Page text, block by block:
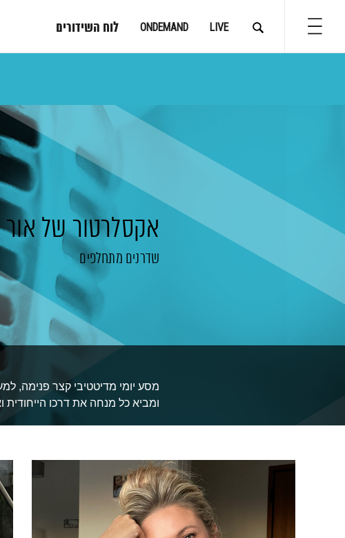
LIVE
ONDEMAND לוח השידורים
אקסלרטור של אור
שדרנים מתחלפים
מסע יומי מדיטטיבי קצר פנימה,
ומביא כל מנחה את דרכו הייחודית